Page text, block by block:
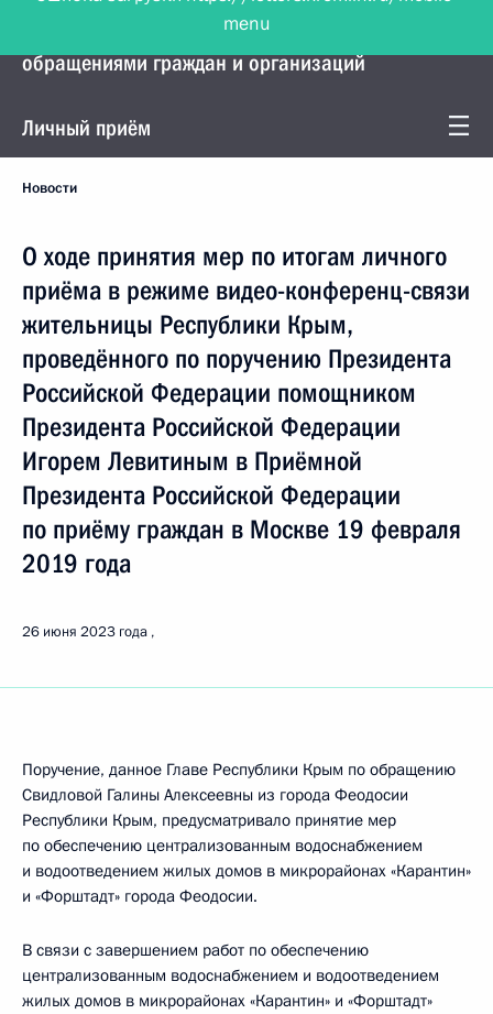
Управление Президента по работе с
обращениями граждан и организаций
Личный приём
Новости
О ходе принятия мер по итогам личного
приёма в режиме видео-конференц-связи
жительницы Республики Крым,
проведённого по поручению Президента
Российской Федерации помощником
Президента Российской Федерации
Игорем Левитиным в Приёмной
Президента Российской Федерации
по приёму граждан в Москве 19 февраля
2019 года
26 июня 2023 года
Поручение, данное Главе Республики Крым по обращению
Свидловой Галины Алексеевны из города Феодосии
Республики Крым, предусматривало принятие мер
по обеспечению централизованным водоснабжением
и водоотведением жилых домов в микрорайонах «Карантин»
и «Форштадт» города Феодосии.
В связи с завершением работ по обеспечению
централизованным водоснабжением и водоотведением
жилых домов в микрорайонах «Карантин» и «Форштадт»
menu